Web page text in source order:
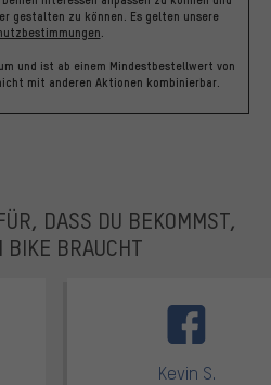
gestalten zu können. Es gelten unsere
.
und ist ab einem Mindestbestellwert von
mit anderen Aktionen kombinierbar.
DASS DU BEKOMMST,
BIKE BRAUCHT
Kevin S.